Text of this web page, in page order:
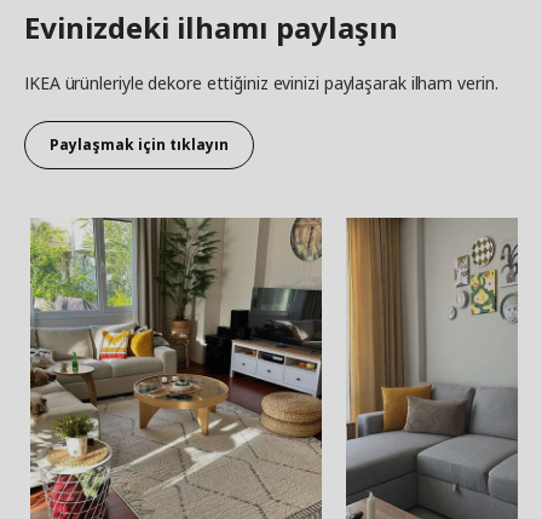
Evinizdeki ilhamı paylaşın
IKEA ürünleriyle dekore ettiğiniz evinizi paylaşarak ilham verin.
Paylaşmak için tıklayın